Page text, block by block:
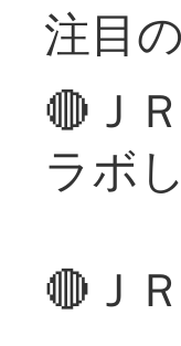
注目
🔴Ｊ
ラボ
🔴Ｊ